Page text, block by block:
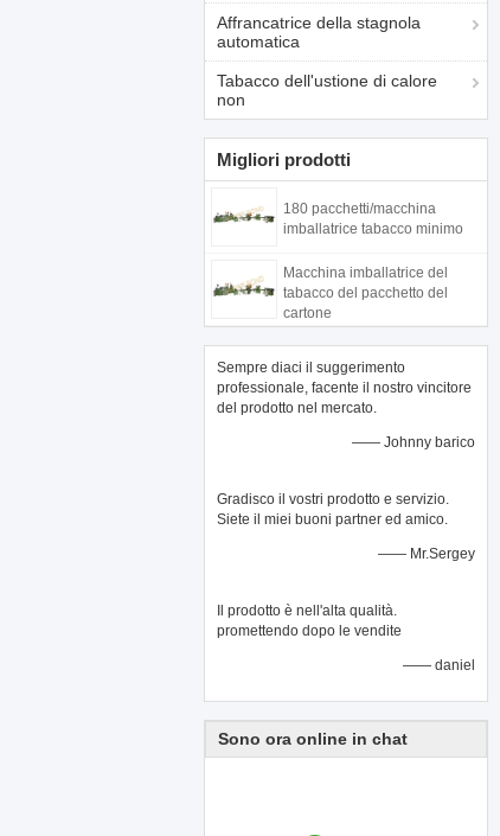
Affrancatrice della stagnola
automatica
Tabacco dell'ustione di calore
non
Migliori prodotti
180 pacchetti/macchina
imballatrice tabacco minimo
Macchina imballatrice del
tabacco del pacchetto del
cartone
Sempre diaci il suggerimento
professionale, facente il nostro vincitore
del prodotto nel mercato.
—— Johnny barico
Gradisco il vostri prodotto e servizio.
Siete il miei buoni partner ed amico.
—— Mr.Sergey
Il prodotto è nell'alta qualità.
promettendo dopo le vendite
—— daniel
Sono ora online in chat